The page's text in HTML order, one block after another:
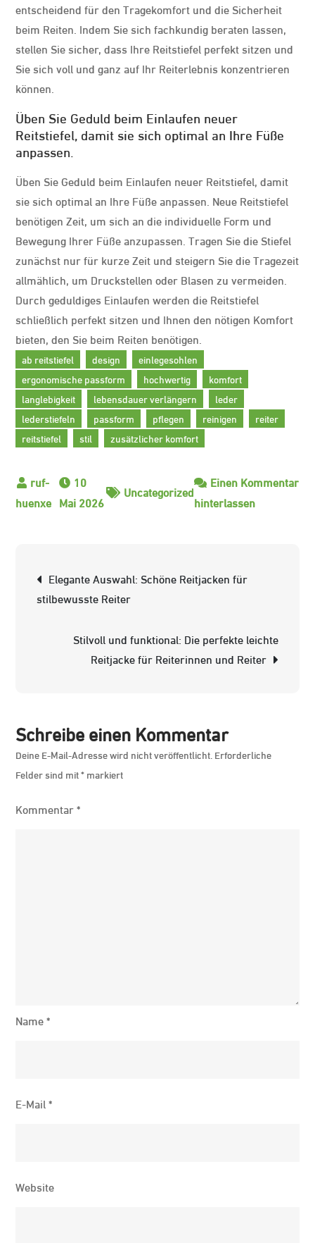
entscheidend für den Tragekomfort und die Sicherheit
beim Reiten. Indem Sie sich fachkundig beraten lassen,
stellen Sie sicher, dass Ihre Reitstiefel perfekt sitzen und
Sie sich voll und ganz auf Ihr Reiterlebnis konzentrieren
können.
Üben Sie Geduld beim Einlaufen neuer
Reitstiefel, damit sie sich optimal an Ihre Füße
anpassen.
Üben Sie Geduld beim Einlaufen neuer Reitstiefel, damit
sie sich optimal an Ihre Füße anpassen. Neue Reitstiefel
benötigen Zeit, um sich an die individuelle Form und
Bewegung Ihrer Füße anzupassen. Tragen Sie die Stiefel
zunächst nur für kurze Zeit und steigern Sie die Tragezeit
allmählich, um Druckstellen oder Blasen zu vermeiden.
Durch geduldiges Einlaufen werden die Reitstiefel
schließlich perfekt sitzen und Ihnen den nötigen Komfort
bieten, den Sie beim Reiten benötigen.
ab reitstiefel design
einlegesohlen
ergonomische passform
hochwertig
komfort
langlebigkeit
lebensdauer verlängern
leder
lederstiefeln
passform pflegen reinigen
reiter
reitstiefel
stil zusätzlicher komfort
10
Mai 2026
Uncategorized
Einen Kommentar
hinterlassenzu
Reiter
Navigation
Elegante Auswahl: Schöne Reitjacken für
stilbewusste Reiter
Stilvoll und funktional: Die perfekte leichte
Reitjacke für Reiterinnen und Reiter
Schreibe einen Kommentar
Deine E-Mail-Adresse wird nicht veröffentlicht. Erforderliche
Felder sind mit*markiert
Kommentar*
Name*
E-Mail*
Website